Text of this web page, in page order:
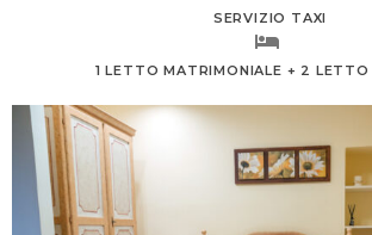
SERVIZIO TAXI
1 LETTO MATRIMONIALE + 2 LETTO